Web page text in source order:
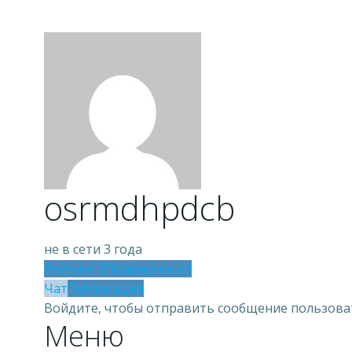
osrmdhpdcb
не в сети 3 года
Рейтинг 0Подписчики 0
ЧатПубликации
Войдите, чтобы отправить сообщение
Меню